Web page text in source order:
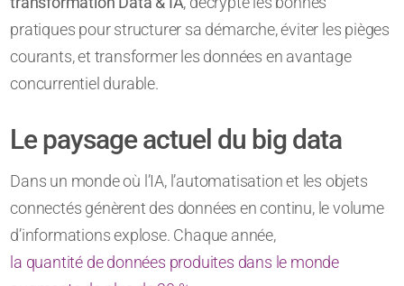
pratiques pour structurer sa démarche, éviter les pièges
courants, et transformer les données en avantage
concurrentiel durable.
Le paysage actuel du big data
Dans un monde où l’IA, l’automatisation et les objets
connectés génèrent des données en continu, le volume
d’informations explose. Chaque année,
la quantité de données produites dans le monde